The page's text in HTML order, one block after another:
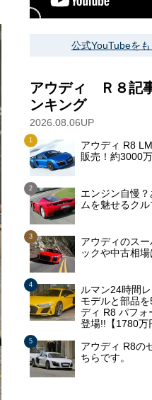
公式YouTubeを
アウディ Ｒ８記
ンキング
2026.08.06UP
アウディ R8
販売！約3000
エンジン自慢
ムを魅せるク
アウディのス
ックや中古相場
ルマン24時間
モデルと部品
ディ R8 パフォ
登場!!【1780万
アウディ R8の
ちらです。